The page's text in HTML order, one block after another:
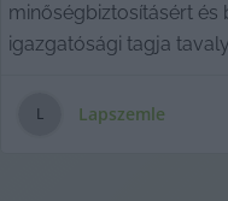
minőségbiztosításért
igazgatósági tagja
L Lapszemle